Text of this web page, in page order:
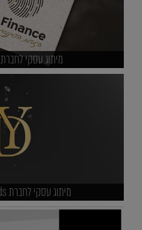
מיתוג עסקי לחברת ID Finance
מיתוג עסקי לחברת Yairi Diamonds